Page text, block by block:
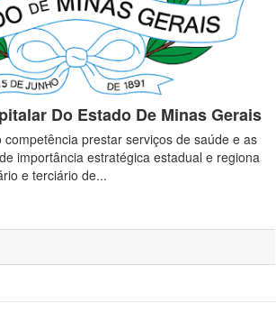
Do Estado De Minas Gerais
prestar serviços de saúde e as
importância estratégica estadual e regiona
e terciário de...